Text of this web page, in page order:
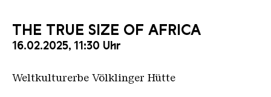
THE TRUE SIZE OF AFRICA
16.02.2025, 11:30 Uhr
Weltkulturerbe Völklinger Hütte